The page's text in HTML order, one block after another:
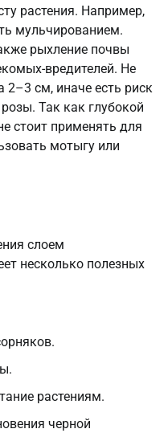
растения. Например,
мульчированием.
рыхление почвы
вредителей. Не
2–3 см, иначе есть риск
Так как глубокой
стоит применять для
мотыгу или
слоем
несколько полезных
растениям.
черной